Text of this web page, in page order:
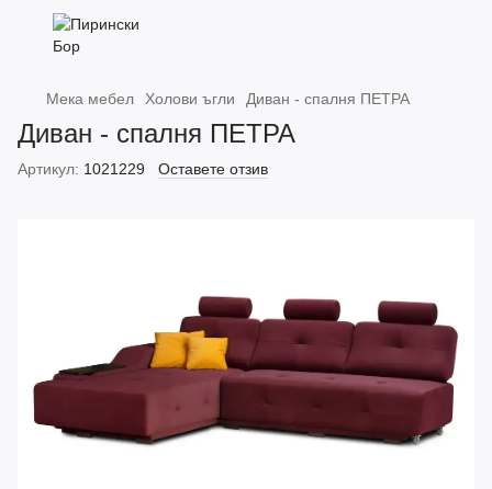
Мека мебел Холови ъгли Диван - спалня ПЕТРА
Диван - спалня ПЕТРА
Артикул: 1021229 Оставете отзив